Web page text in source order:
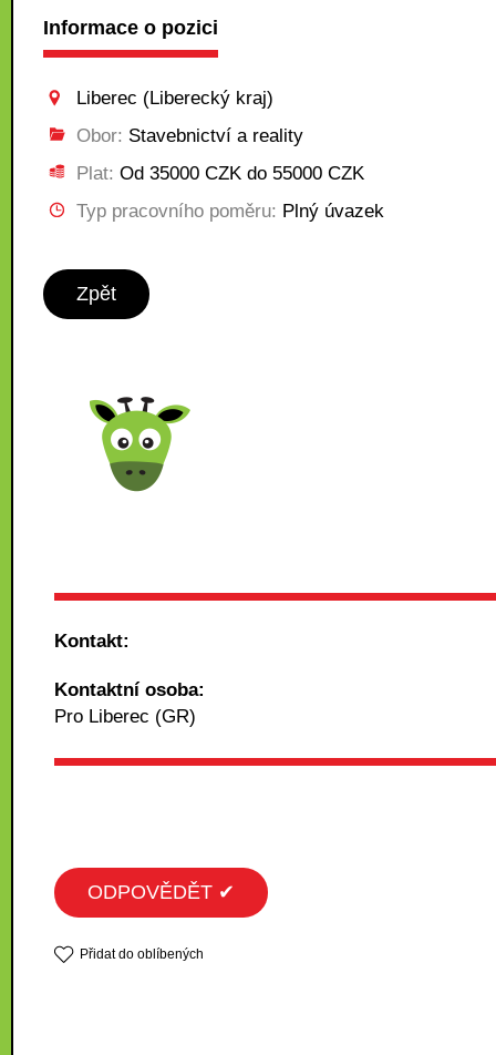
Informace o pozici
Liberec (Liberecký kraj)
Obor: Stavebnictví a reality
Plat: Od 35000 CZK do 55000 CZK
Typ pracovního poměru: Plný úvazek
Zpět
Kontakt:
Kontaktní osoba:
Pro Liberec (GR)
ODPOVĚDĚT ✔
Přidat do oblíbených